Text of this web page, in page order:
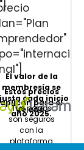
El valor de la
membresía se
cada inicio
de año.
Estos precios
aplican para el
año 2025.
Tus pagos
son seguros
con la
plataforma